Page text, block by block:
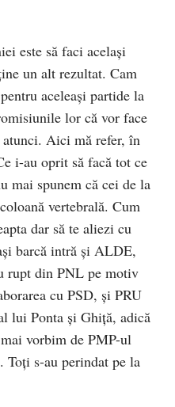
este să faci același
un alt rezultat. Cam
aceleași partide la
lor că vor face
atunci. Aici mă refer, în
i-au oprit să facă tot ce
mai spunem că cei de la
vertebrală. Cum
dar să te aliezi cu
barcă intră și ALDE,
rupt din PNL pe motiv
cu PSD, și PRU
lui Ponta și Ghiță, adică
vorbim de PMP-ul
Toți s-au perindat pe la